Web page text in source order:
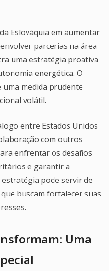
Eslováquia em aumentar
parcerias na área
uma estratégia proativa
energética. O
medida prudente
volátil.
entre Estados Unidos
com outros
enfrentar os desafios
e garantir a
pode servir de
buscam fortalecer suas
Uma